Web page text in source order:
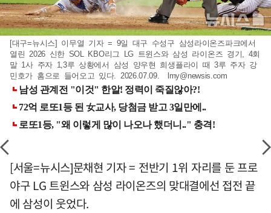
[대구=뉴시스] 이무열 기자 = 9일 대구 수성구 삼성라이온즈파크에서
열린 2026 신한 SOL KBO리그 LG 트윈스와 삼성 라이온즈 경기, 4회
말 1사 주자 1,3루 상황에서 삼성 양우현 희생플라이 때 3루 주자 강
민호가 홈으로 들어오고 있다. 2026.07.09.
lmy@newsis.com
[서울=뉴시스]문채현 기자 = 전반기 1위 자리를 둔 프로
야구 LG 트윈스와 삼성 라이온즈의 맞대결에선 접전 끝
에 삼성이 웃었다.